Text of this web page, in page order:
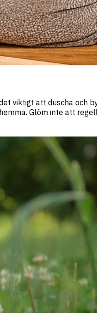
viktigt att duscha och
Glöm inte att